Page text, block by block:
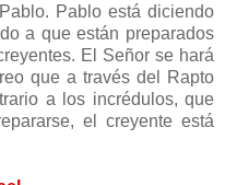
Pablo está diciendo
a que están preparados
El Señor se hará
que a través del Rapto
a los incrédulos, que
el creyente está